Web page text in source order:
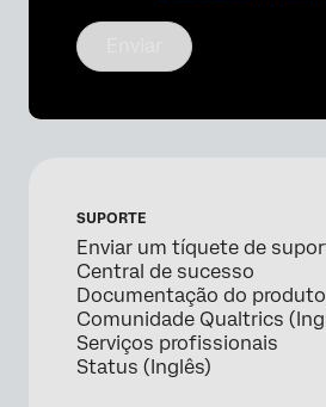
SUPORTE
Enviar um tíquete de
Central de sucesso
Documentação do produto
Comunidade Qualtrics
Serviços profissionais
Status (Inglês)